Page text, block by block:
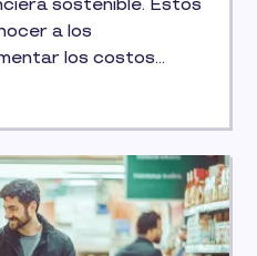
sostenible. Estos
a los
los costos
sociales,
establece
pagos salariales y
ayuda a las
la normativa y a